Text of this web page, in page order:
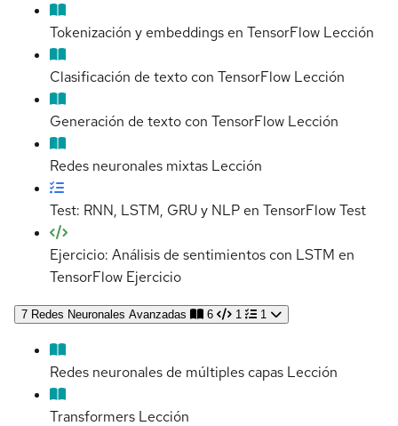
Tokenización y embeddings en TensorFlow Lección
Clasificación de texto con TensorFlow Lección
Generación de texto con TensorFlow Lección
Redes neuronales mixtas Lección
Test: RNN, LSTM, GRU y NLP en TensorFlowTest
Ejercicio: Análisis de sentimientos con LSTM en
TensorFlow Ejercicio
7 Redes Neuronales Avanzadas 6 1 1
Redes neuronales de múltiples capas Lección
Transformers Lección